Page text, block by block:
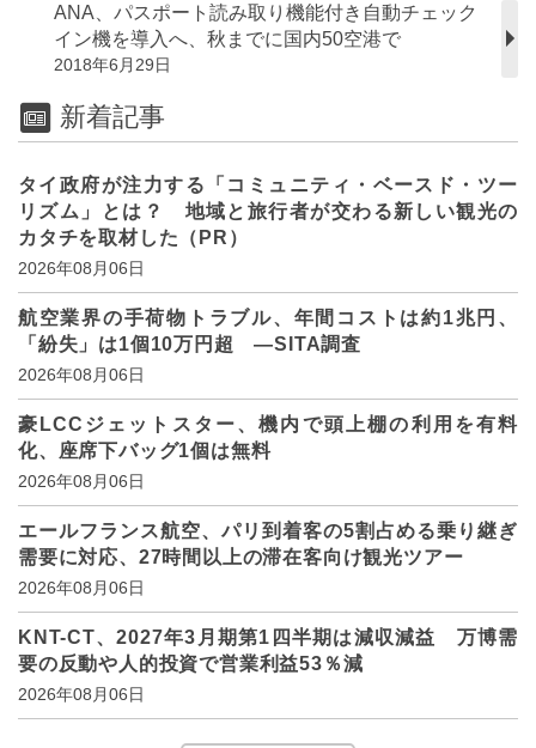
ANA、パスポート読み取り機能付き自動チェック
イン機を導入へ、秋までに国内50空港で
2018年6月29日
新着記事
タイ政府が注力する「コミュニティ・ベースド・ツー
リズム」とは？ 地域と旅行者が交わる新しい観光の
カタチを取材した（PR）
2026年08月06日
航空業界の手荷物トラブル、年間コストは約1兆円、
「紛失」は1個10万円超 ―SITA調査
2026年08月06日
豪LCCジェットスター、機内で頭上棚の利用を有料
化、座席下バッグ1個は無料
2026年08月06日
エールフランス航空、パリ到着客の5割占める乗り継ぎ
需要に対応、27時間以上の滞在客向け観光ツアー
2026年08月06日
KNT-CT、2027年3月期第1四半期は減収減益 万博需
要の反動や人的投資で営業利益53％減
2026年08月06日